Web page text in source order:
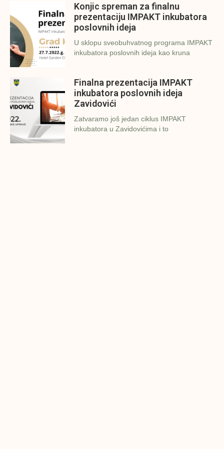
Konjic spreman za finalnu
prezentaciju IMPAKT inkubatora
poslovnih ideja
U sklopu sveobuhvatnog programa IMPAKT
inkubatora poslovnih ideja kao kruna
Finalna prezentacija IMPAKT
inkubatora poslovnih ideja
Zavidovići
Zatvaramo još jedan ciklus IMPAKT
inkubatora u Zavidovićima i to